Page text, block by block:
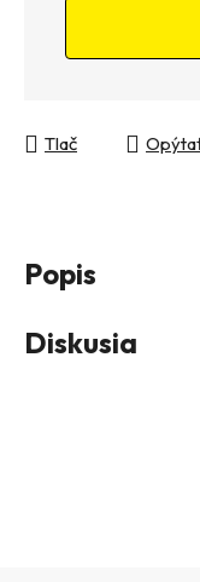
Tlač
Popis
Diskusia